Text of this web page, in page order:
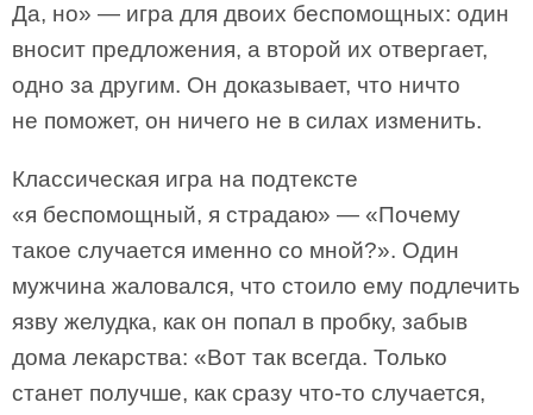
Да, но» — игра для двоих беспомощных: один
вносит предложения, а второй их отвергает,
одно за другим. Он доказывает, что ничто
не поможет, он ничего не в силах изменить.
Классическая игра на подтексте
«я беспомощный, я страдаю» — «Почему
такое случается именно со мной?». Один
мужчина жаловался, что стоило ему подлечить
язву желудка, как он попал в пробку, забыв
дома лекарства: «Вот так всегда. Только
станет получше, как сразу что-то случается,